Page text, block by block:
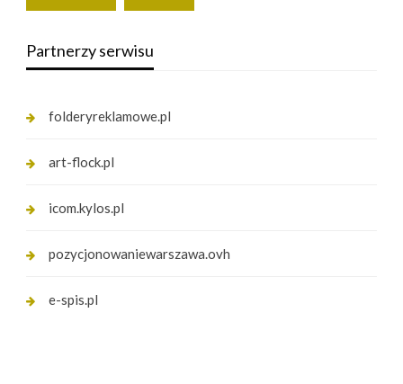
Partnerzy serwisu
folderyreklamowe.pl
art-flock.pl
icom.kylos.pl
pozycjonowaniewarszawa.ovh
e-spis.pl